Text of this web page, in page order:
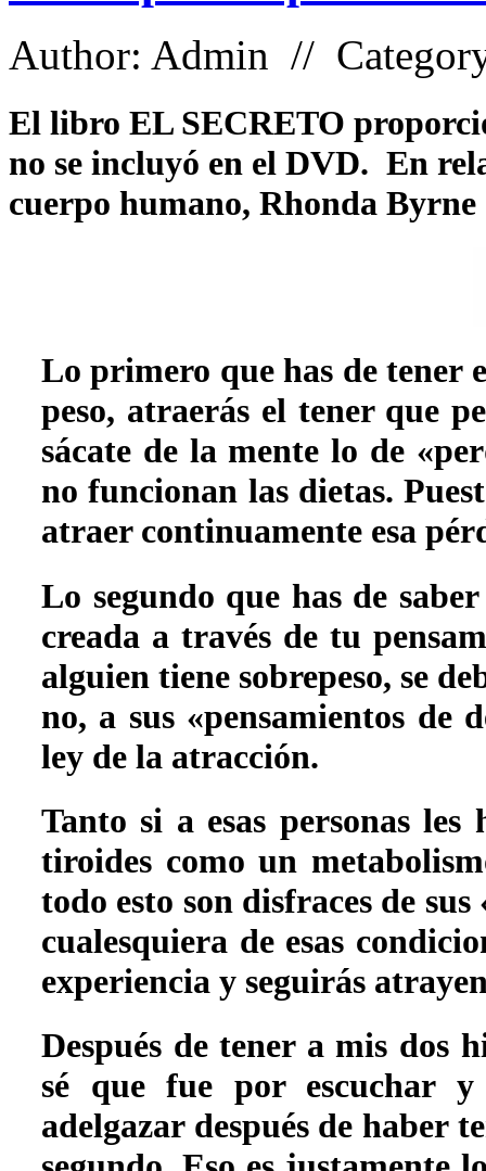
Author: Admin //
El libro EL SECRETO
no se incluyó en el DVD. En
cuerpo humano, Rhonda Byrne
Lo primero que has de tener
peso, atraerás el tener que
sácate de la mente lo de
no funcionan las dietas.
atraer continuamente esa
Lo segundo que has de
creada a través de tu
alguien tiene sobrepeso, se
no, a sus «pensamientos de
ley de la atracción.
Tanto si a esas personas
tiroides como un
todo esto son disfraces de
cualesquiera de esas
experiencia y seguirás
Después de tener a mis dos
sé que fue por escuchar
adelgazar después de haber